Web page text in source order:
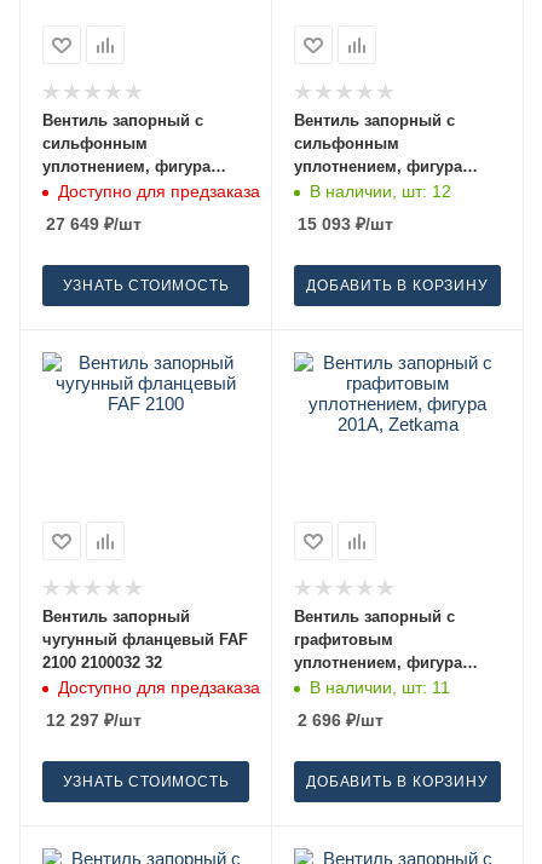
Вентиль запорный с
сильфонным
уплотнением, фигура
234A, Zetkama 65
Доступно для предзаказа
27 649 ₽/шт
УЗНАТЬ СТОИМОСТЬ
Вентиль запорный с
сильфонным
уплотнением, фигура
234A, Zetkama 32
В наличии, шт: 12
15 093 ₽/шт
ДОБАВИТЬ В КОРЗИНУ
Вентиль запорный
чугунный фланцевый FAF
2100 2100032 32
Доступно для предзаказа
12 297 ₽/шт
УЗНАТЬ СТОИМОСТЬ
Вентиль запорный с
графитовым
уплотнением, фигура
201A, Zetkama 15
В наличии, шт: 11
2 696 ₽/шт
ДОБАВИТЬ В КОРЗИНУ